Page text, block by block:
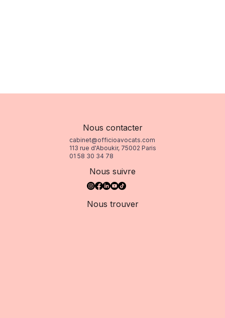
Nous contacter
cabinet@officioavocats.com
113 rue d'Aboukir, 75002 Paris
01 58 30 34 78
Nous trouver
Nous suivre